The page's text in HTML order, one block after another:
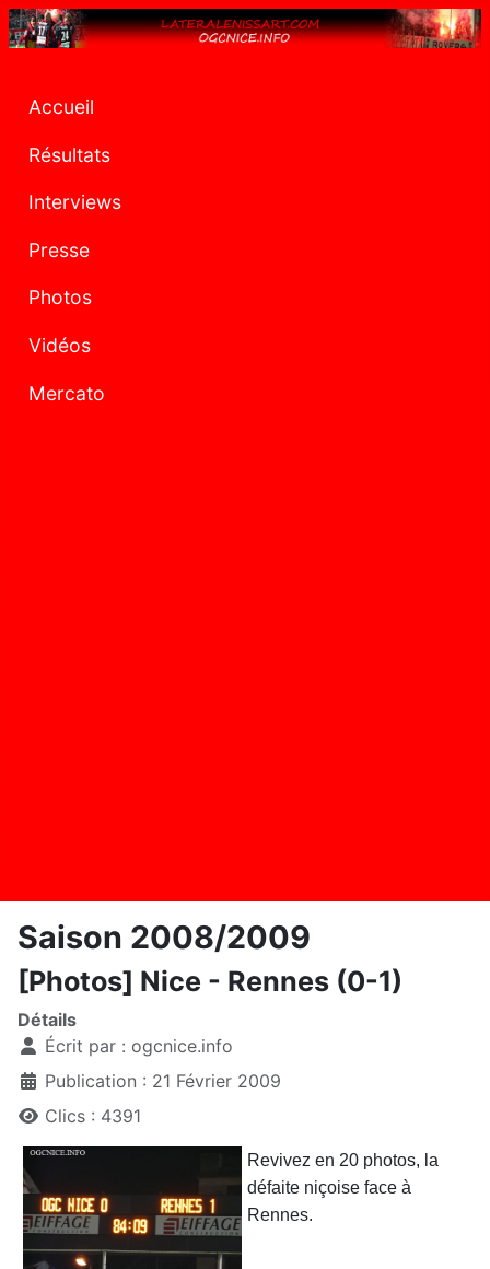
Accueil
Résultats
Interviews
Presse
Photos
Vidéos
Mercato
Saison 2008/2009
[Photos] Nice - Rennes (0-1)
Détails
Écrit par : ogcnice.info
Publication : 21 Février 2009
Clics : 4391
Revivez en 20 photos, la
défaite niçoise face à
Rennes.